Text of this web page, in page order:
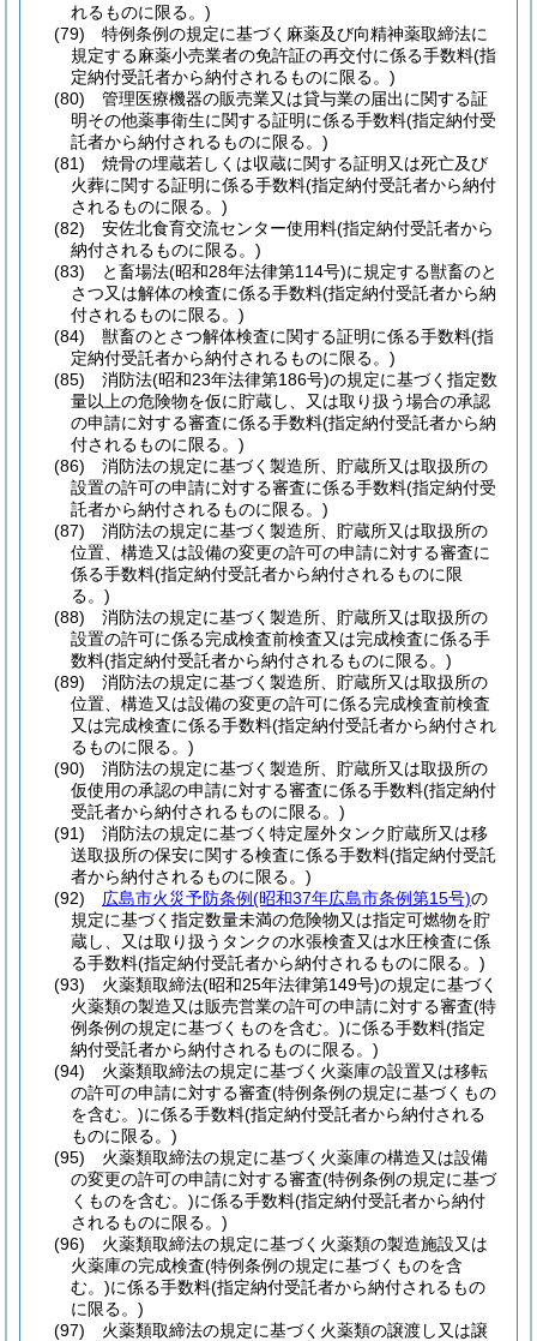
れるものに限る。)
(79)
特例条例の規定に基づく麻薬及び向精神薬取締法に
規定する麻薬小売業者の免許証の再交付に係る手数料(指
定納付受託者から納付されるものに限る。)
(80)
管理医療機器の販売業又は貸与業の届出に関する証
明その他薬事衛生に関する証明に係る手数料(指定納付受
託者から納付されるものに限る。)
(81)
焼骨の埋蔵若しくは収蔵に関する証明又は死亡及び
火葬に関する証明に係る手数料(指定納付受託者から納付
されるものに限る。)
(82)
安佐北食育交流センター使用料(指定納付受託者から
納付されるものに限る。)
(83)
と畜場法(昭和28年法律第114号)に規定する獣畜のと
さつ又は解体の検査に係る手数料(指定納付受託者から納
付されるものに限る。)
(84)
獣畜のとさつ解体検査に関する証明に係る手数料(指
定納付受託者から納付されるものに限る。)
(85)
消防法(昭和23年法律第186号)の規定に基づく指定数
量以上の危険物を仮に貯蔵し、又は取り扱う場合の承認
の申請に対する審査に係る手数料(指定納付受託者から納
付されるものに限る。)
(86)
消防法の規定に基づく製造所、貯蔵所又は取扱所の
設置の許可の申請に対する審査に係る手数料(指定納付受
託者から納付されるものに限る。)
(87)
消防法の規定に基づく製造所、貯蔵所又は取扱所の
位置、構造又は設備の変更の許可の申請に対する審査に
係る手数料(指定納付受託者から納付されるものに限
る。)
(88)
消防法の規定に基づく製造所、貯蔵所又は取扱所の
設置の許可に係る完成検査前検査又は完成検査に係る手
数料(指定納付受託者から納付されるものに限る。)
(89)
消防法の規定に基づく製造所、貯蔵所又は取扱所の
位置、構造又は設備の変更の許可に係る完成検査前検査
又は完成検査に係る手数料(指定納付受託者から納付され
るものに限る。)
(90)
消防法の規定に基づく製造所、貯蔵所又は取扱所の
仮使用の承認の申請に対する審査に係る手数料(指定納付
受託者から納付されるものに限る。)
(91)
消防法の規定に基づく特定屋外タンク貯蔵所又は移
送取扱所の保安に関する検査に係る手数料(指定納付受託
者から納付されるものに限る。)
(92)
広島市火災予防条例(昭和37年広島市条例第15号)の
規定に基づく指定数量未満の危険物又は指定可燃物を貯
蔵し、又は取り扱うタンクの水張検査又は水圧検査に係
る手数料(指定納付受託者から納付されるものに限る。)
(93)
火薬類取締法(昭和25年法律第149号)の規定に基づく
火薬類の製造又は販売営業の許可の申請に対する審査(特
例条例の規定に基づくものを含む。)に係る手数料(指定
納付受託者から納付されるものに限る。)
(94)
火薬類取締法の規定に基づく火薬庫の設置又は移転
の許可の申請に対する審査(特例条例の規定に基づくもの
を含む。)に係る手数料(指定納付受託者から納付される
ものに限る。)
(95)
火薬類取締法の規定に基づく火薬庫の構造又は設備
の変更の許可の申請に対する審査(特例条例の規定に基づ
くものを含む。)に係る手数料(指定納付受託者から納付
されるものに限る。)
(96)
火薬類取締法の規定に基づく火薬類の製造施設又は
火薬庫の完成検査(特例条例の規定に基づくものを含
む。)に係る手数料(指定納付受託者から納付されるもの
に限る。)
(97)
火薬類取締法の規定に基づく火薬類の譲渡し又は譲